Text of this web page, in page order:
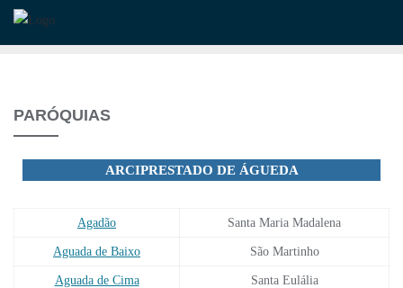
Skip
PARÓQUIAS
ARCIPRESTADO DE ÁGUEDA
Agadão Santa Maria Madalena
Aguada de Baixo São Martinho
Aguada de Cima Santa Eulália